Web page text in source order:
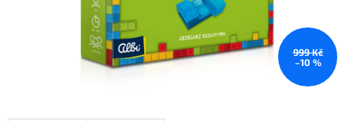
999 Kč
–10 %